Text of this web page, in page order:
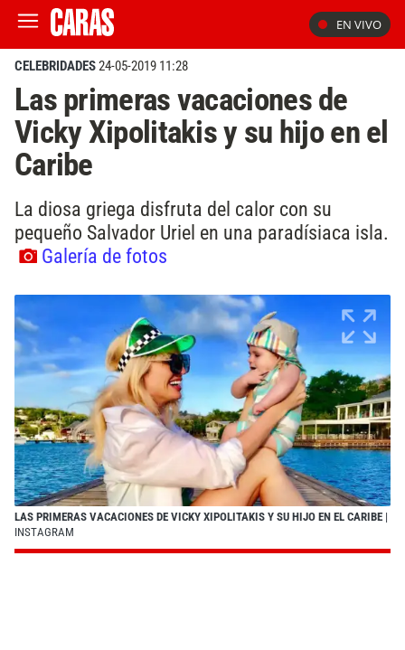
EN VIVO
CELEBRIDADES24-05-2019 11:28
Las primeras vacaciones de
Vicky Xipolitakis y su hijo en el
Caribe
La diosa griega disfruta del calor con su
pequeño Salvador Uriel en una paradísiaca isla.
Galería de fotos
LAS PRIMERAS VACACIONES DE VICKY XIPOLITAKIS Y SU HIJO EN EL CARIBE |
INSTAGRAM